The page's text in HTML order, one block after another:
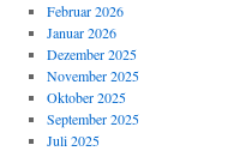
Februar 2026
Januar 2026
Dezember 2025
November 2025
Oktober 2025
September 2025
Juli 2025